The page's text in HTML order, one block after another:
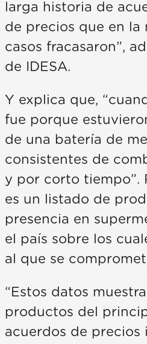
larga historia de
de precios que en la
casos fracasaron”,
de IDESA.
Y explica que,
fue porque
de una batería de
consistentes de
y por corto tiempo”.
es un listado de
presencia en
el país sobre los
al que se
“Estos datos
productos del
acuerdos de precios